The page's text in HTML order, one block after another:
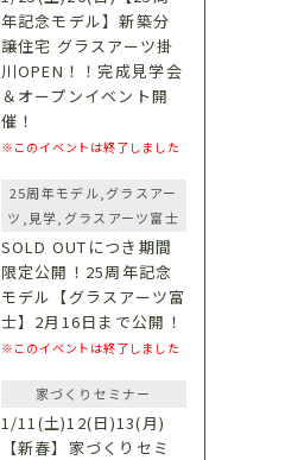
年記念モデル】新築分
譲住宅 グラスアーツ掛
川OPEN！！完成見学会
＆オープンイベント開
催！
※このイベントは終了しました
25周年モデル,グラスアー
ツ,見学,グラスアーツ富士
SOLD OUTにつき期間
限定公開！25周年記念
モデル【グラスアーツ富
士】2月16日まで公開！
※このイベントは終了しました
家づくりセミナー
1/11(土)12(日)13(月)
【新春】家づくりセミ